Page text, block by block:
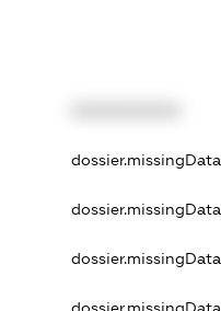
dossier.missingData
dossier.missingData
dossier.missingData
dossier.missingData